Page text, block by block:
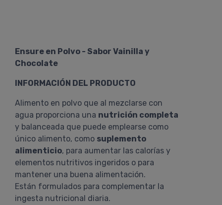
Ensure en Polvo - Sabor Vainilla y
Chocolate
INFORMACIÓN DEL PRODUCTO
Alimento en polvo que al mezclarse con
agua proporciona una nutrición completa
y balanceada que puede emplearse como
único alimento, como suplemento
alimenticio, para aumentar las calorías y
elementos nutritivos ingeridos o para
mantener una buena alimentación.
Están formulados para complementar la
ingesta nutricional diaria.